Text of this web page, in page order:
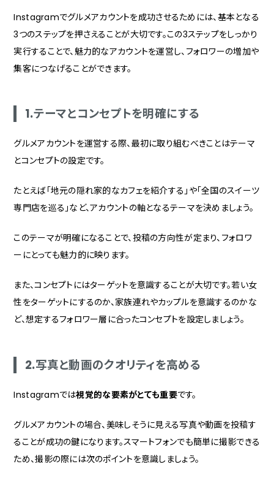
Instagramでグルメアカウントを成功させるためには、基本となる
3つのステップを押さえることが大切です。この3ステップをしっかり
実行することで、魅力的なアカウントを運営し、フォロワーの増加や
集客につなげることができます。
1.テーマとコンセプトを明確にする
グルメアカウントを運営する際、最初に取り組むべきことはテーマ
とコンセプトの設定です。
たとえば「地元の隠れ家的なカフェを紹介する」や「全国のスイーツ
専門店を巡る」など、アカウントの軸となるテーマを決めましょう。
このテーマが明確になることで、投稿の方向性が定まり、フォロワ
ーにとっても魅力的に映ります。
また、コンセプトにはターゲットを意識することが大切です。若い女
性をターゲットにするのか、家族連れやカップルを意識するのかな
ど、想定するフォロワー層に合ったコンセプトを設定しましょう。
2.写真と動画のクオリティを高める
Instagramでは視覚的な要素がとても重要です。
グルメアカウントの場合、美味しそうに見える写真や動画を投稿す
ることが成功の鍵になります。スマートフォンでも簡単に撮影できる
ため、撮影の際には次のポイントを意識しましょう。